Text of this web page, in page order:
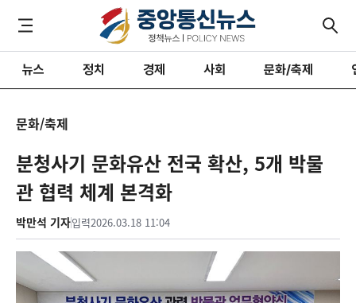
뉴스 정치 경제 사회 문화/축제
문화/축제
분청사기 문화유산 전국 확산, 5개 박물
관 협력 체계 본격화
박만석 기자입력2026.03.18 11:04